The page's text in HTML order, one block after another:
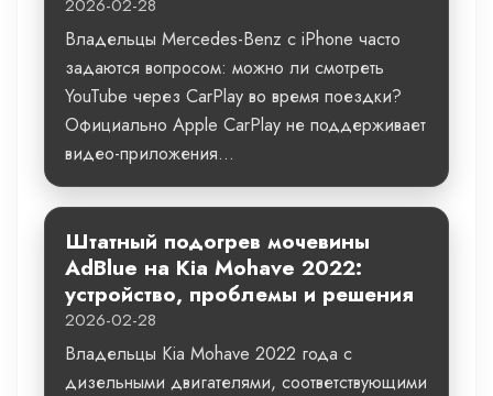
2026-02-28
Владельцы Mercedes-Benz с iPhone часто
задаются вопросом: можно ли смотреть
YouTube через CarPlay во время поездки?
Официально Apple CarPlay не поддерживает
видео-приложения...
Штатный подогрев мочевины
AdBlue на Kia Mohave 2022:
устройство, проблемы и решения
2026-02-28
Владельцы Kia Mohave 2022 года с
дизельными двигателями, соответствующими